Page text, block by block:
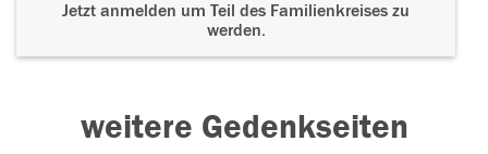
Jetzt anmelden um Teil des Familienkreises zu
werden.
weitere Gedenkseiten